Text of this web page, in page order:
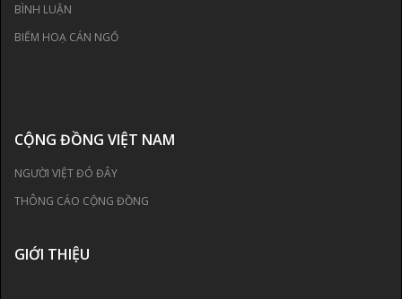
BÌNH LUẬN
BIẾM HOẠ CÁN NGỐ
CỘNG ĐỒNG VIỆT NAM
NGƯỜI VIỆT ĐÓ ĐÂY
THÔNG CÁO CỘNG ĐỒNG
GIỚI THIỆU